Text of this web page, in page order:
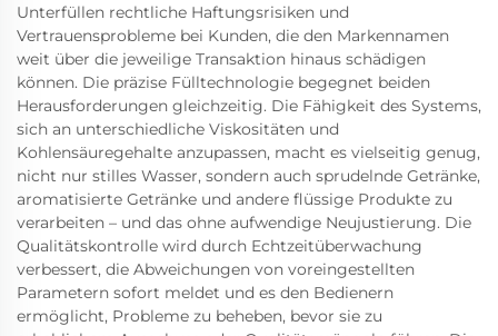
Unterfüllen rechtliche Haftungsrisiken und
Vertrauensprobleme bei Kunden, die den Markennamen
weit über die jeweilige Transaktion hinaus schädigen
können. Die präzise Fülltechnologie begegnet beiden
Herausforderungen gleichzeitig. Die Fähigkeit des Systems,
sich an unterschiedliche Viskositäten und
Kohlensäuregehalte anzupassen, macht es vielseitig genug,
nicht nur stilles Wasser, sondern auch sprudelnde Getränke,
aromatisierte Getränke und andere flüssige Produkte zu
verarbeiten – und das ohne aufwendige Neujustierung. Die
Qualitätskontrolle wird durch Echtzeitüberwachung
verbessert, die Abweichungen von voreingestellten
Parametern sofort meldet und es den Bedienern
ermöglicht, Probleme zu beheben, bevor sie zu